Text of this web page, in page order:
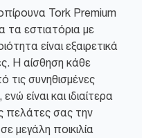
Tork Premium
τα εστιατόρια με
είναι εξαιρετικά
Η αίσθηση κάθε
τις συνηθισμένες
είναι και ιδιαίτερα
πελάτες σας την
μεγάλη ποικιλία